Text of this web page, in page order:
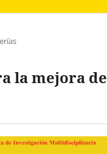
la mejora de